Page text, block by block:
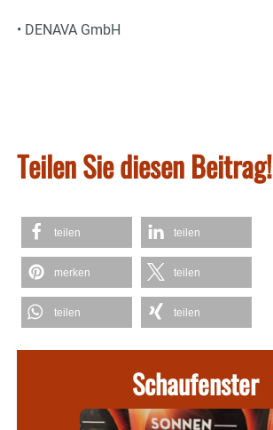
• DENAVA GmbH
Teilen Sie diesen Beitrag!
teilen teilen
merken teilen
teilen teilen
Schaufenster